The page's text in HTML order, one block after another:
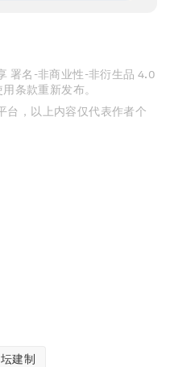
署名-非商业性-非衍生品 4.0
条款重新发布。
台，以上内容仅代表作者个
建制